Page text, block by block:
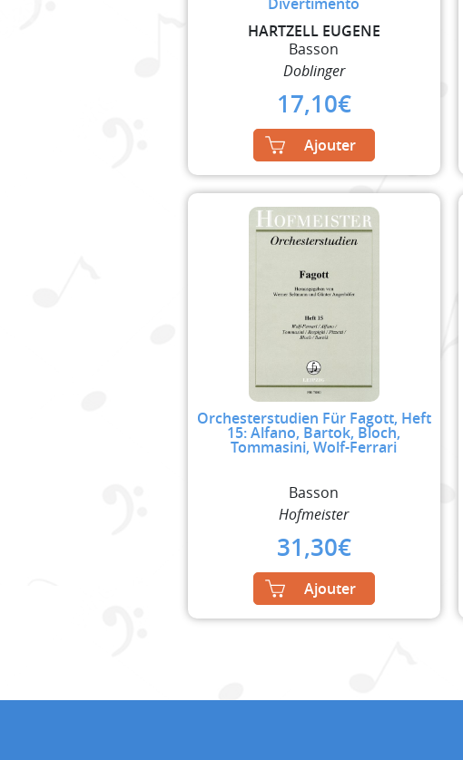
HARTZELL EUGENE
Basson
Doblinger
17,10€
Ajouter
Orchesterstudien Für Fagott, Heft
15: Alfano, Bartok, Bloch,
Tommasini, Wolf-Ferrari
Basson
Hofmeister
31,30€
Ajouter